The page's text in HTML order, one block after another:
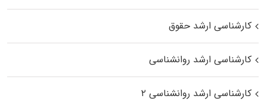
کارشناسی ارشد حقوق
کارشناسی ارشد روانشناسی
کارشناسی ارشد روانشناسی ۲